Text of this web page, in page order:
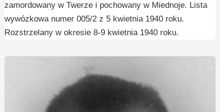
zamordowany w Twerze i pochowany w Miednoje. Lista
wywózkowa numer 005/2 z 5 kwietnia 1940 roku.
Rozstrzelany w okresie 8-9 kwietnia 1940 roku.